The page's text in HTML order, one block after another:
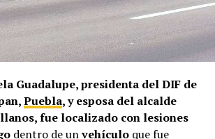
Guadalupe, presidenta del DIF de
Puebla, y esposa del alcalde
fue localizado con lesiones
dentro de unvehículoque fue